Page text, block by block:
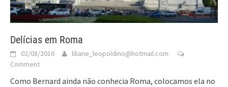
Delícias em Roma
02/08/2016
liliane_leopoldino@hotmail.com
Comment
Como Bernard ainda não conhecia Roma, colocamos ela no